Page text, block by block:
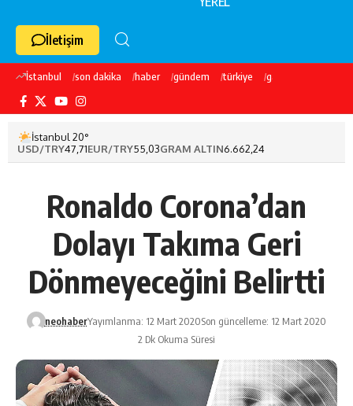
İletişim
İstanbul son dakika haber gündem türkiye galatasaray
İstanbul 20°
USD/TRY47,71EUR/TRY55,03GRAM ALTIN6.662,24
Ronaldo Corona’dan
Dolayı Takıma Geri
Dönmeyeceğini Belirtti
neohaberYayımlanma: 12 Mart 2020Son güncelleme: 12 Mart 2020
2 Dk Okuma Süresi